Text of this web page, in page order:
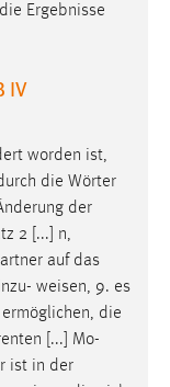
Ergebnisse
IV
worden ist,
die Wörter
der
2 [...] n,
auf das
weisen, 9. es
die
[...] Mo-
ist in der